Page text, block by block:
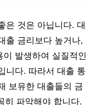
은 것은 아닙니다. 대
출 금리보다 높거나,
발생하여 실질적인
니다. 따라서 대출 통
보유한 대출들의 금
히 파악해야 합니다.